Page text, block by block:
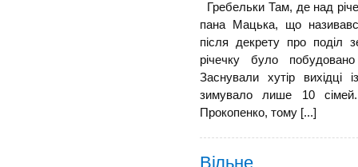
Гребельки Там, де над
пана Мацька, що
після декрету про поділ
річечку було
Заснували хутір
зимувало лише 10
Прокопенко, тому [...]
Вільне